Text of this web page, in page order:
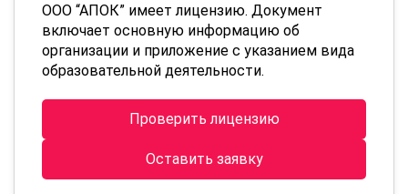
ООО “АПОК” имеет лицензию. Документ
включает основную информацию об
организации и приложение с указанием вида
образовательной деятельности.
Проверить лицензию
Оставить заявку